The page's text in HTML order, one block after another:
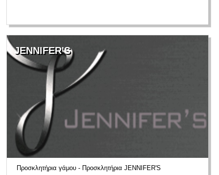
JENNIFER'S
Προσκλητήρια γάμου - Προσκλητήρια JENNIFER'S